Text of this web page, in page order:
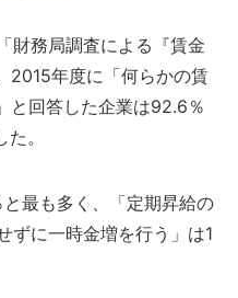
務局調査による『賃金
2015年度に「何らかの賃
と回答した企業は92.6％
。
最も多く、「定期昇給の
ずに一時金増を行う」は1